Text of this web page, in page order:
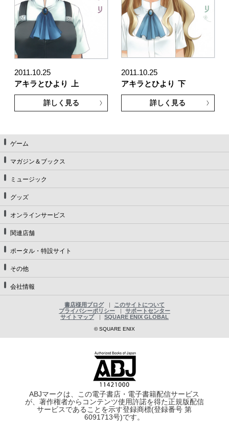
2011.10.25
アキラとひより
上
詳しく見る
2011.10.25
アキラとひより 下
詳しく見る
ゲーム
マガジン＆ブックス
ミュージック
グッズ
オンラインサービス
関連店舗
ポータル・特設サイト
その他
会社情報
書店様用ブログ
このサイトについて
プライバシーポリシー
サポートセンター
サイトマップ
SQUARE ENIX GLOBAL
© SQUARE ENIX
ABJマークは、この電子書店・電子書籍配信サービス
が、著作権者からコンテンツ使用許諾を得た正規版配信
サービスであることを示す登録商標(登録番号 第
6091713号)です。